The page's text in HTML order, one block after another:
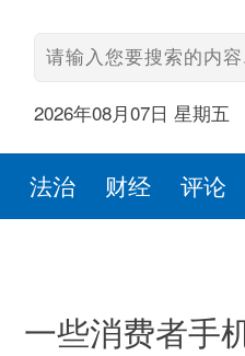
2026年08月07日 星期五
法治 财经 评论
一些消费者手